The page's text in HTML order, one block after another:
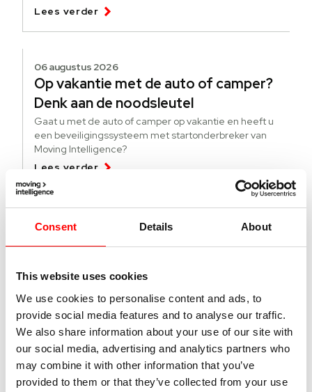
Consent Details About
This website uses cookies
We use cookies to personalise content and ads, to
provide social media features and to analyse our traffic.
We also share information about your use of our site with
our social media, advertising and analytics partners who
may combine it with other information that you’ve
provided to them or that they’ve collected from your use
Lees verder
06 augustus 2026
Op vakantie met de auto of camper?
Denk aan de noodsleutel
Gaat u met de auto of camper op vakantie en heeft u
een beveiligingssysteem met startonderbreker van
Moving Intelligence?
Lees verder
04 augustus 2026
Specifieke modellen bedrijfsvoertuigen worden vaker
gestolen busjes terug?
Lees verder
01 juli 2026